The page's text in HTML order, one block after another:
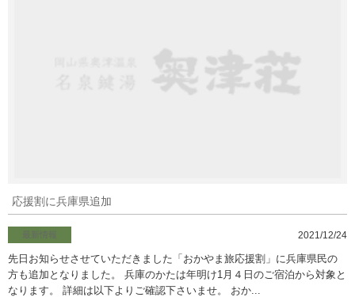
応援割に兵庫県追加
2021/12/24
先日お知らせさせていただきました「おかやま旅応援割」に兵庫県民の
方も追加となりました。 兵庫のかたは年明け1月４日のご宿泊から対象と
なります。 詳細は以下よりご確認下さいませ。 おか...